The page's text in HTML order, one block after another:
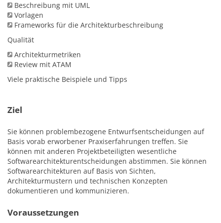
Beschreibung mit UML
Vorlagen
Frameworks für die Architekturbeschreibung
Qualität
Architekturmetriken
Review mit ATAM
Viele praktische Beispiele und Tipps
Ziel
Sie können problembezogene Entwurfsentscheidungen auf
Basis vorab erworbener Praxiserfahrungen treffen. Sie
können mit anderen Projektbeteiligten wesentliche
Softwarearchitekturentscheidungen abstimmen. Sie können
Softwarearchitekturen auf Basis von Sichten,
Architekturmustern und technischen Konzepten
dokumentieren und kommunizieren.
Voraussetzungen